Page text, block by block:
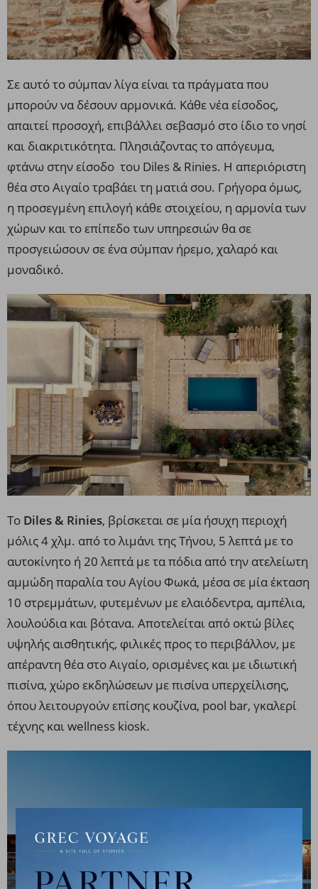
Σε αυτό το σύμπαν λίγα είναι τα πράγματα που
μπορούν να δέσουν αρμονικά. Κάθε νέα είσοδος,
απαιτεί προσοχή, επιβάλλει σεβασμό στο ίδιο το νησί
και διακριτικότητα. Πλησιάζοντας το απόγευμα,
φτάνω στην είσοδο του Diles & Rinies. H απεριόριστη
θέα στο Αιγαίο τραβάει τη ματιά σου. Γρήγορα όμως,
η προσεγμένη επιλογή κάθε στοιχείου, η αρμονία των
χώρων και το επίπεδο των υπηρεσιών θα σε
προσγειώσουν σε ένα σύμπαν ήρεμο, χαλαρό και
μοναδικό.
Το Diles & Rinies, βρίσκεται σε μία ήσυχη περιοχή
μόλις 4 χλμ. από το λιμάνι της Τήνου, 5 λεπτά με το
αυτοκίνητο ή 20 λεπτά με τα πόδια από την ατελείωτη
αμμώδη παραλία του Αγίου Φωκά, μέσα σε μία έκταση
10 στρεμμάτων, φυτεμένων με ελαιόδεντρα, αμπέλια,
λουλούδια και βότανα. Αποτελείται από οκτώ βίλες
υψηλής αισθητικής, φιλικές προς το περιβάλλον, με
απέραντη θέα στο Αιγαίο, ορισμένες και με ιδιωτική
πισίνα, χώρο εκδηλώσεων με πισίνα υπερχείλισης,
όπου λειτουργούν επίσης κουζίνα, pool bar, γκαλερί
τέχνης και wellness kiosk.